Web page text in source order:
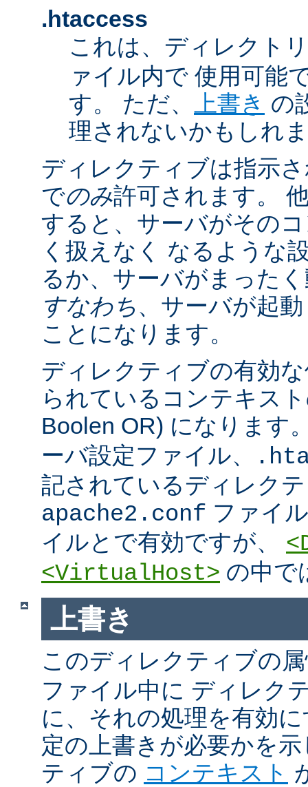
.htaccess
これは、ディレクトリ
ァイル内で 使用可能
す。 ただ、
上書き の
理されないかもしれ
ディレクティブは指示
でのみ許可されます。
すると、サーバがその
く扱えなく なるような
るか、サーバがまった
すなわち、サーバが起
ことになります。
ディレクティブの有効
られているコンテキス
Boolen OR) になります
ーバ設定ファイル、
記されているディレク
apache2.conf ファイ
イルとで有効ですが、
<VirtualHost> の中で
上書き
このディレクティブの
ファイル中に ディレク
に、それの処理を有効
定の上書きが必要かを
ティブの コンテキスト